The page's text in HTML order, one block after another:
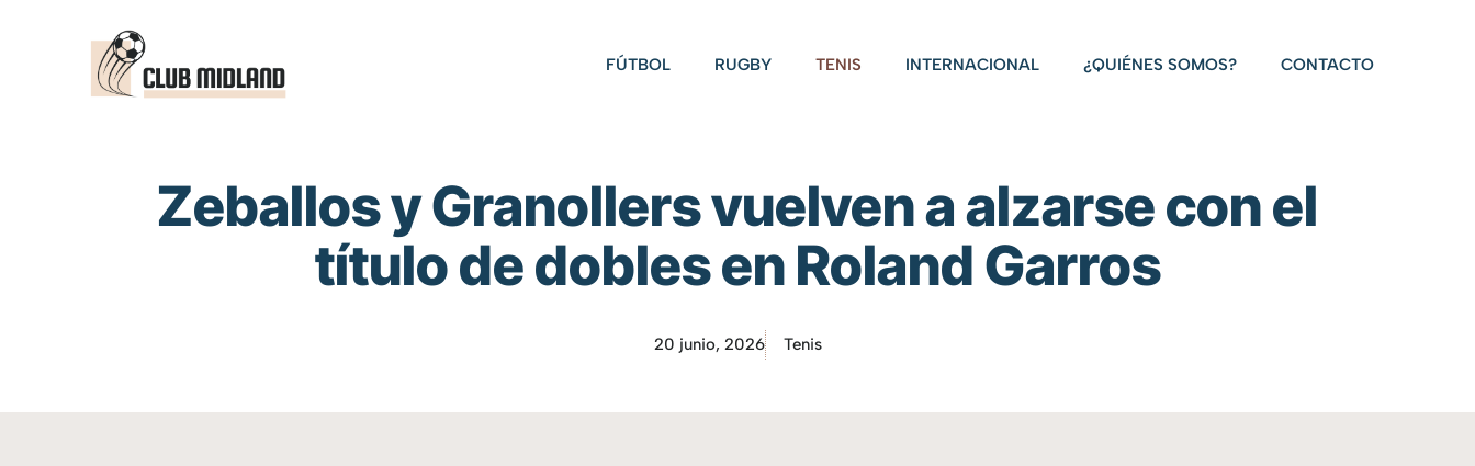
FÚTBOL RUGBY TENIS INTERNACIONAL ¿QUIÉNES SOMOS? CONTACTO
Zeballos y Granollers vuelven a alzarse con el
título de dobles en Roland Garros
20 junio, 2026 Tenis